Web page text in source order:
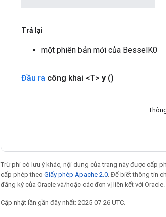
Trả lại
một phiên bản mới của BesselK0
Đầu ra công khai <T> y ()
Trừ phi có lưu ý khác, nội dung của trang này được cấp
cấp phép theo Giấy phép Apache 2.0 . Để biết thông tin
đăng ký của Oracle và/hoặc các đơn vị liên kết với Oracle.
Cập nhật lần gần đây nhất: 2025-07-26 UTC.